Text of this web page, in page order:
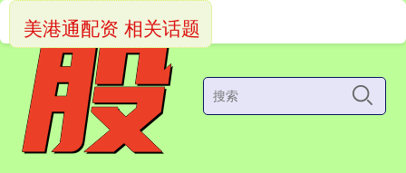
美港通配资 相关话题